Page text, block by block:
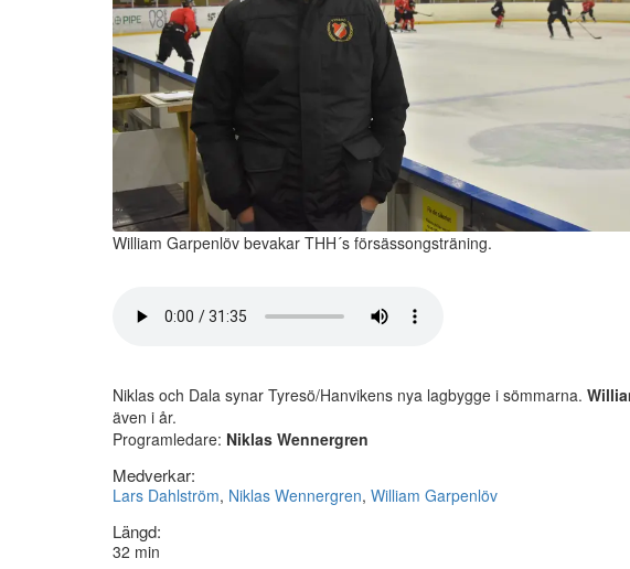
William Garpenlöv bevakar THH´s försässongsträning.
Niklas och Dala synar Tyresö/Hanvikens nya lagbygge i sömmarna.
även i år.
Programledare: Niklas Wennergren
Medverkar:
Lars Dahlström, Niklas Wennergren, William Garpenlöv
Längd:
32 min